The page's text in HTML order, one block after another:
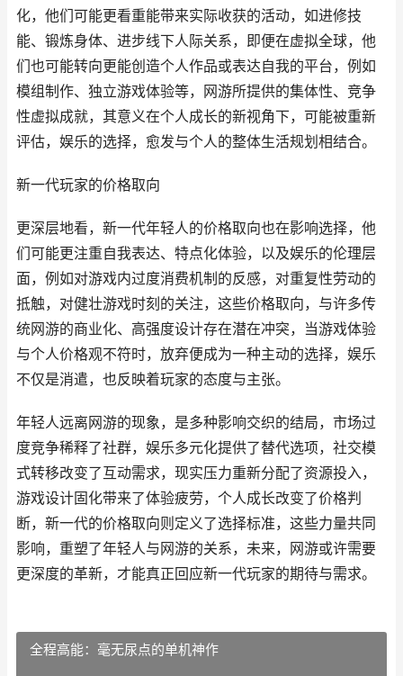
化，他们可能更看重能带来实际收获的活动，如进修技
能、锻炼身体、进步线下人际关系，即便在虚拟全球，他
们也可能转向更能创造个人作品或表达自我的平台，例如
模组制作、独立游戏体验等，网游所提供的集体性、竞争
性虚拟成就，其意义在个人成长的新视角下，可能被重新
评估，娱乐的选择，愈发与个人的整体生活规划相结合。
新一代玩家的价格取向
更深层地看，新一代年轻人的价格取向也在影响选择，他
们可能更注重自我表达、特点化体验，以及娱乐的伦理层
面，例如对游戏内过度消费机制的反感，对重复性劳动的
抵触，对健壮游戏时刻的关注，这些价格取向，与许多传
统网游的商业化、高强度设计存在潜在冲突，当游戏体验
与个人价格观不符时，放弃便成为一种主动的选择，娱乐
不仅是消遣，也反映着玩家的态度与主张。
年轻人远离网游的现象，是多种影响交织的结局，市场过
度竞争稀释了社群，娱乐多元化提供了替代选项，社交模
式转移改变了互动需求，现实压力重新分配了资源投入，
游戏设计固化带来了体验疲劳，个人成长改变了价格判
断，新一代的价格取向则定义了选择标准，这些力量共同
影响，重塑了年轻人与网游的关系，未来，网游或许需要
更深度的革新，才能真正回应新一代玩家的期待与需求。
全程高能：毫无尿点的单机神作